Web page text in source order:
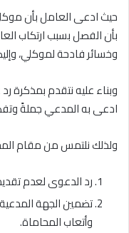
حيث ادعى العامل بأن
بأن الفصل بسبب ارتكاب
وخسائر فادحة لموكلي،
وبناء عليه نتقدم بمذكرة
ادعى به المدعي جملةً
ولذلك نلتمس من مقام
رد الدعوى لعدم
تضمين الجهة
وأتعاب المحاماة.